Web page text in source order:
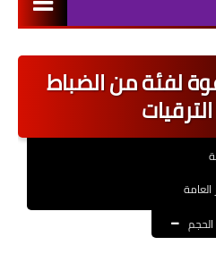
اخبار القطاع العام
اخبار القطاع الخاص
العقود والاجور اليومية
لفئة من الضباط
العامة
الحجم